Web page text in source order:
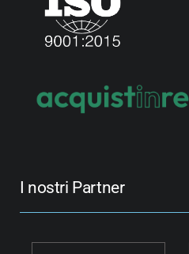
I nostri Partner